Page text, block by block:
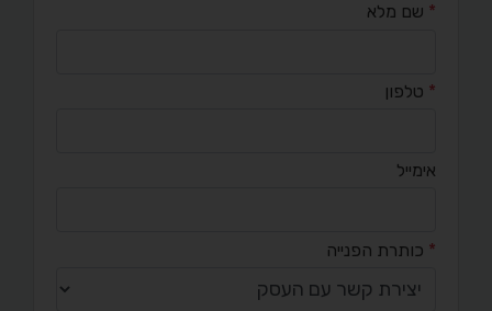
* שם מלא
* טלפון
אימייל
* כותרת הפנייה